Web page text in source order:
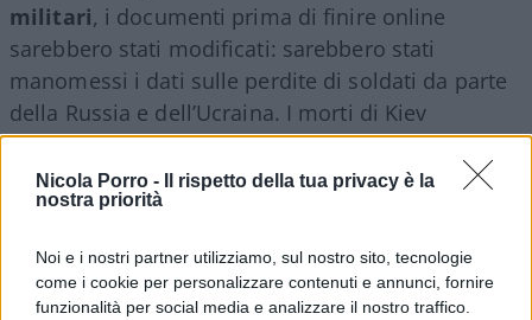
Nicola Porro -
Il rispetto della tua privacy è la
nostra priorità
Noi e i nostri partner utilizziamo, sul nostro sito, tecnologie
come i cookie per personalizzare contenuti e annunci, fornire
funzionalità per social media e analizzare il nostro traffico.
militari, i documenti prima di finire online
sarebbero stati modificati: sarebbero stati
manomessi i dati sulle perdite di soldati da parte
della Russia e dell’Ucraina. I morti di Kiev
sarebbero stati sovrastimati mentre quelli di
Mosca sottostimati, il che fa pensare ad una
manomissione da parte degli 007 di Putin
arrivare simili documenti nelle mani degli agenti
segreti russi.